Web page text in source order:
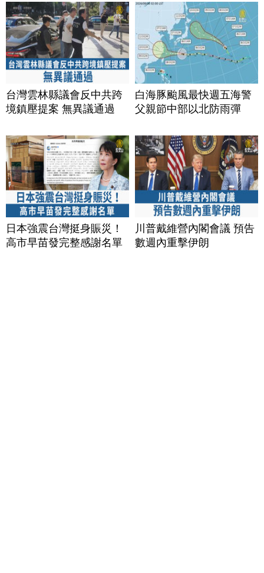
台灣雲林縣議會反中共跨
境鎮壓提案 無異議通過
白海豚颱風最快週五海警
父親節中部以北防雨彈
日本強震台灣挺身賑災！
高市早苗發完整感謝名單
川普戴維營內閣會議 預告
數週內重擊伊朗